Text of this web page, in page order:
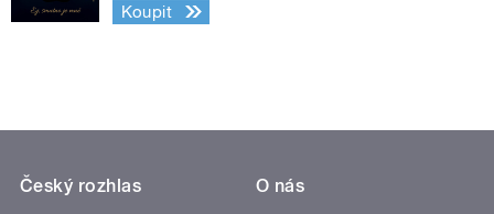
Koupit
Český rozhlas
O nás